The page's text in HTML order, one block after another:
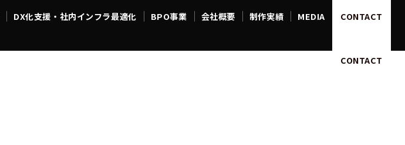
CONTACT
DX化支援・社内インフラ最適化 BPO事業 会社概要 制作実績 MEDIA CONTACT